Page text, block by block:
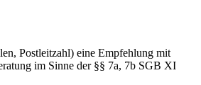
Postleitzahl) eine Empfehlung mit
im Sinne der §§ 7a, 7b SGB XI